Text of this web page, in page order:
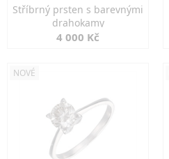
Stříbrný prsten s barevnými
drahokamy
4 000 Kč
NOVÉ